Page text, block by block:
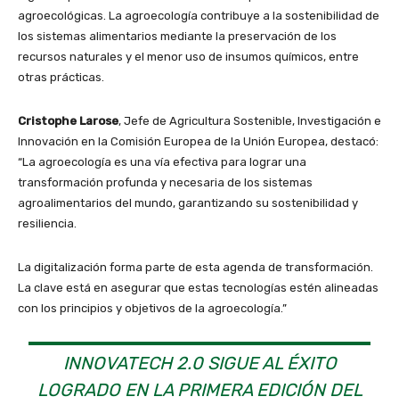
agroecológicas. La agroecología contribuye a la sostenibilidad de
los sistemas alimentarios mediante la preservación de los
recursos naturales y el menor uso de insumos químicos, entre
otras prácticas.
Cristophe Larose, Jefe de Agricultura Sostenible, Investigación e
Innovación en la Comisión Europea de la Unión Europea, destacó:
“La agroecología es una vía efectiva para lograr una
transformación profunda y necesaria de los sistemas
agroalimentarios del mundo, garantizando su sostenibilidad y
resiliencia.
La digitalización forma parte de esta agenda de transformación.
La clave está en asegurar que estas tecnologías estén alineadas
con los principios y objetivos de la agroecología.”
INNOVATECH 2.0 SIGUE AL ÉXITO
LOGRADO EN LA PRIMERA EDICIÓN DEL